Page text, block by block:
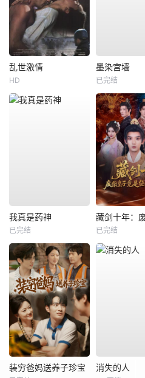
乱世激情
HD
墨染宫墙
已完结
我真是药神
已完结 已完结
装穷爸妈送养子珍宝 消失的人